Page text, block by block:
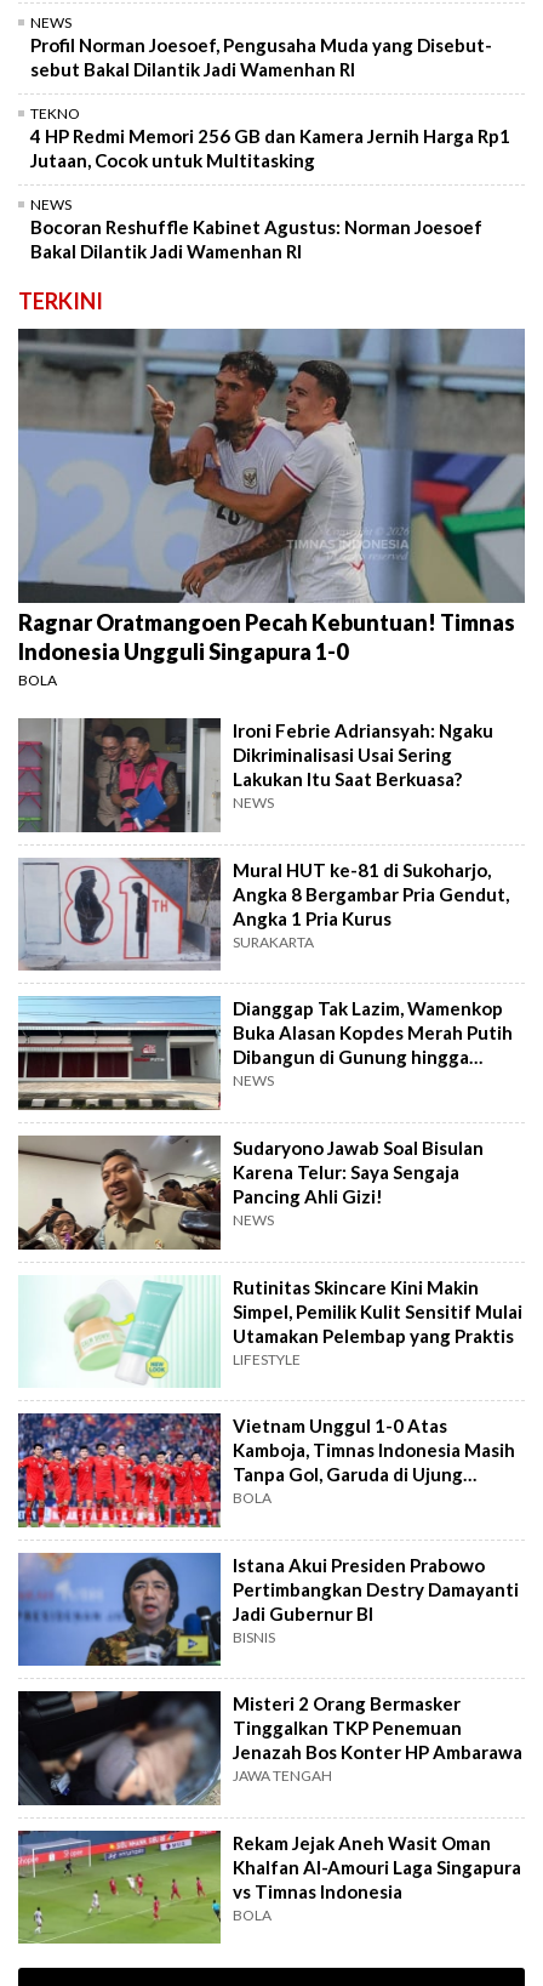
NEWS
Profil Norman Joesoef, Pengusaha Muda yang Disebut-
sebut Bakal Dilantik Jadi Wamenhan RI
TEKNO
4 HP Redmi Memori 256 GB dan Kamera Jernih Harga Rp1
Jutaan, Cocok untuk Multitasking
NEWS
Bocoran Reshuffle Kabinet Agustus: Norman Joesoef
Bakal Dilantik Jadi Wamenhan RI
TERKINI
Ragnar Oratmangoen Pecah Kebuntuan! Timnas
Indonesia Ungguli Singapura 1-0
BOLA
Ironi Febrie Adriansyah: Ngaku
Dikriminalisasi Usai Sering
Lakukan Itu Saat Berkuasa?
NEWS
Mural HUT ke-81 di Sukoharjo,
Angka 8 Bergambar Pria Gendut,
Angka 1 Pria Kurus
SURAKARTA
Dianggap Tak Lazim, Wamenkop
Buka Alasan Kopdes Merah Putih
Dibangun di Gunung hingga
Dekat TPA
NEWS
Sudaryono Jawab Soal Bisulan
Karena Telur: Saya Sengaja
Pancing Ahli Gizi!
NEWS
Rutinitas Skincare Kini Makin
Simpel, Pemilik Kulit Sensitif Mulai
Utamakan Pelembap yang Praktis
LIFESTYLE
Vietnam Unggul 1-0 Atas
Kamboja, Timnas Indonesia Masih
Tanpa Gol, Garuda di Ujung
Tanduk
BOLA
Istana Akui Presiden Prabowo
Pertimbangkan Destry Damayanti
Jadi Gubernur BI
BISNIS
Misteri 2 Orang Bermasker
Tinggalkan TKP Penemuan
Jenazah Bos Konter HP Ambarawa
JAWA TENGAH
Rekam Jejak Aneh Wasit Oman
Khalfan Al-Amouri Laga Singapura
vs Timnas Indonesia
BOLA